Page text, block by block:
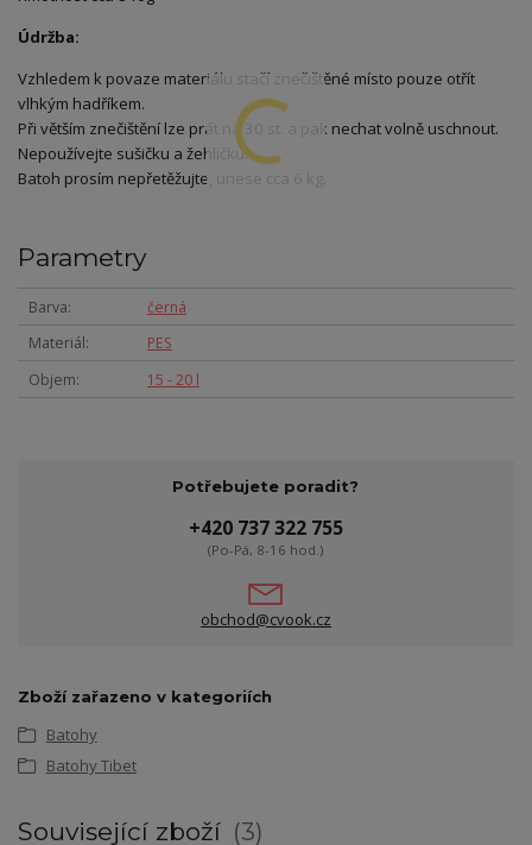
Údržba:
Vzhledem k povaze materiálu stačí znečištěné místo pouze otřít
vlhkým hadříkem.
Při větším znečištění lze prát na 30 st. a pak nechat volně uschnout.
Nepoužívejte sušičku a žehličku.
Batoh prosím nepřetěžujte, unese cca 6 kg.
Parametry
Barva
černá
Materiál
PES
Objem
15 - 20 l
Potřebujete poradit?
+420 737 322 755
(Po-Pá, 8-16 hod.)
obchod@cvook.cz
Zboží zařazeno v kategoriích
Batohy
Batohy Tibet
Související zboží 3